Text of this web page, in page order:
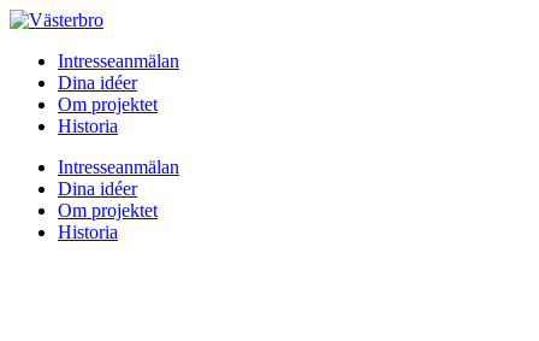
Intresseanmälan
Dina idéer
Om projektet
Historia
Intresseanmälan
Dina idéer
Om projektet
Historia